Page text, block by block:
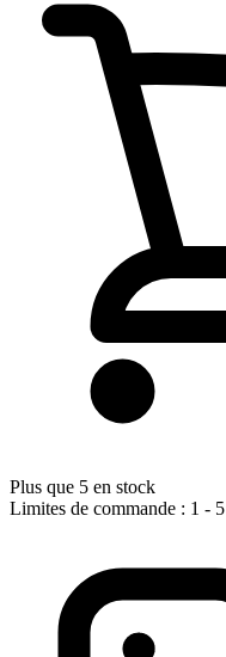
Plus que 5 en stock
Limites de commande : 1 - 5